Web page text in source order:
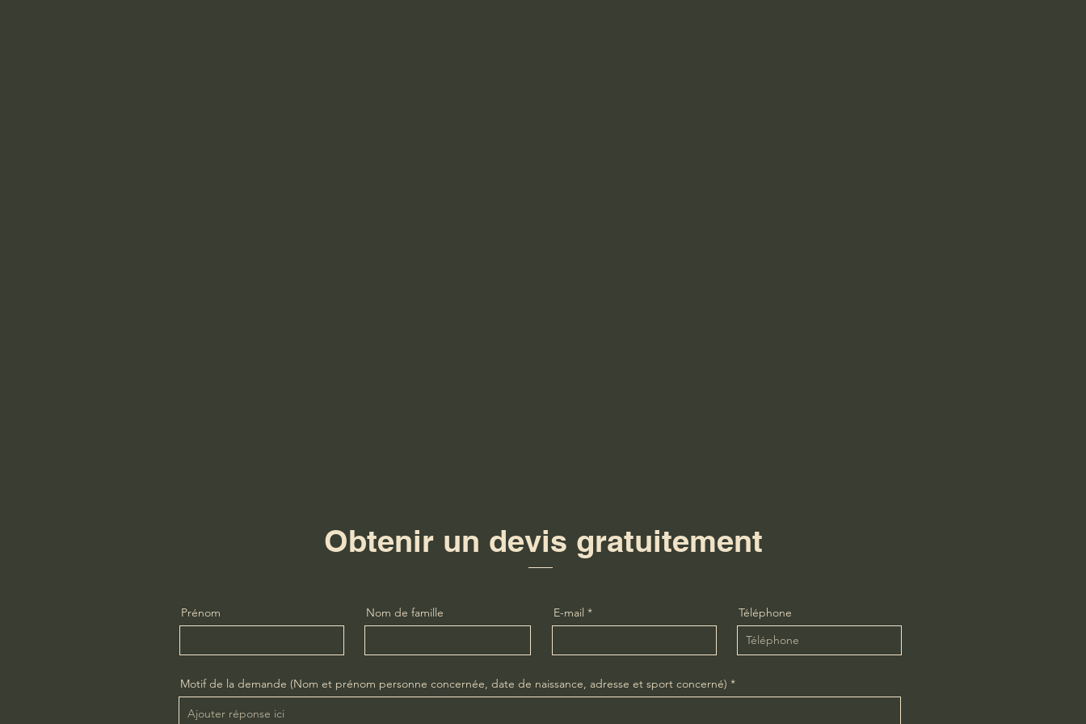
Obtenir un devis gratuitement
Prénom Nom de famille E-mail Téléphone
Motif de la demande (Nom et prénom personne concernée, date de naissance, adresse et sport concerné)